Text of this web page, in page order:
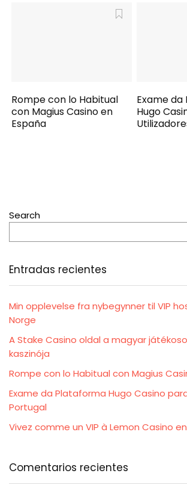
Rompe con lo Habitual
con Magius Casino en
España
Exame
Hugo
Search
Entradas recientes
Min opplevelse fra nybegynner til VIP
Norge
A Stake Casino oldal a magyar
kaszinója
Rompe con lo Habitual con Magius
Exame da Plataforma Hugo Casino
Portugal
Vivez comme un VIP à Lemon Casino
Comentarios recientes